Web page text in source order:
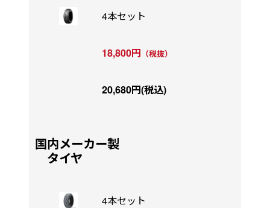
4本セット
18,800円 （税抜）
20,680円(税込)
国内メーカー製
タイヤ
4本セット